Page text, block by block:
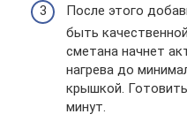
После этого
быть
сметана начнет
нагрева до
крышкой.
минут.